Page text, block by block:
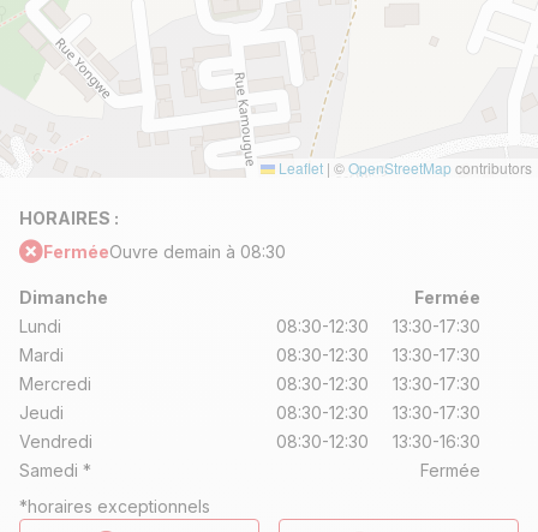
HORAIRES :
FerméeOuvre demain à 08:30
Dimanche
Fermée
Lundi
08:30-12:30
13:30-17:30
Mardi
08:30-12:30
13:30-17:30
Mercredi
08:30-12:30
13:30-17:30
Jeudi
08:30-12:30
13:30-17:30
Vendredi
08:30-12:30
13:30-16:30
Samedi *
Fermée
*horaires exceptionnels
Leaflet | ©OpenStreetMapcontributors